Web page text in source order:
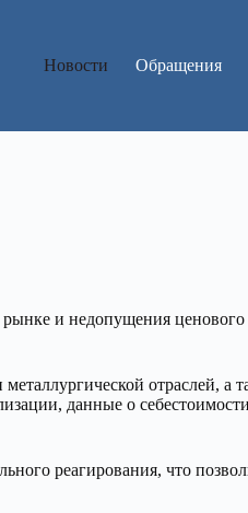
Новости Обращения
и недопущения
отраслей,
данные о
реагирования, что